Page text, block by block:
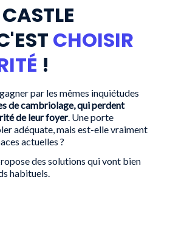
CHOISIR
!
par les mêmes inquiétudes
de cambriolage, qui perdent
de leur foyer. Une porte
adéquate, mais est-elle vraiment
actuelles ?
des solutions qui vont bien
habituels.